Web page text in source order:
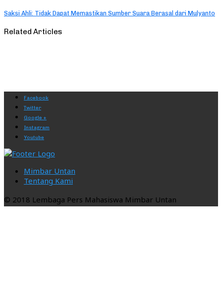
Saksi Ahli: Tidak Dapat Memastikan Sumber Suara Berasal dari Mulyanto
Related Articles
Facebook
Twitter
Google +
Instagram
Youtube
Mimbar Untan
Tentang Kami
© 2018 Lembaga Pers Mahasiswa Mimbar Untan